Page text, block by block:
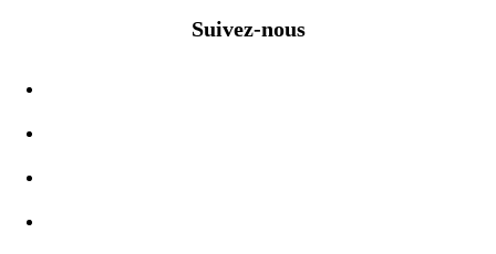
Suivez-nous